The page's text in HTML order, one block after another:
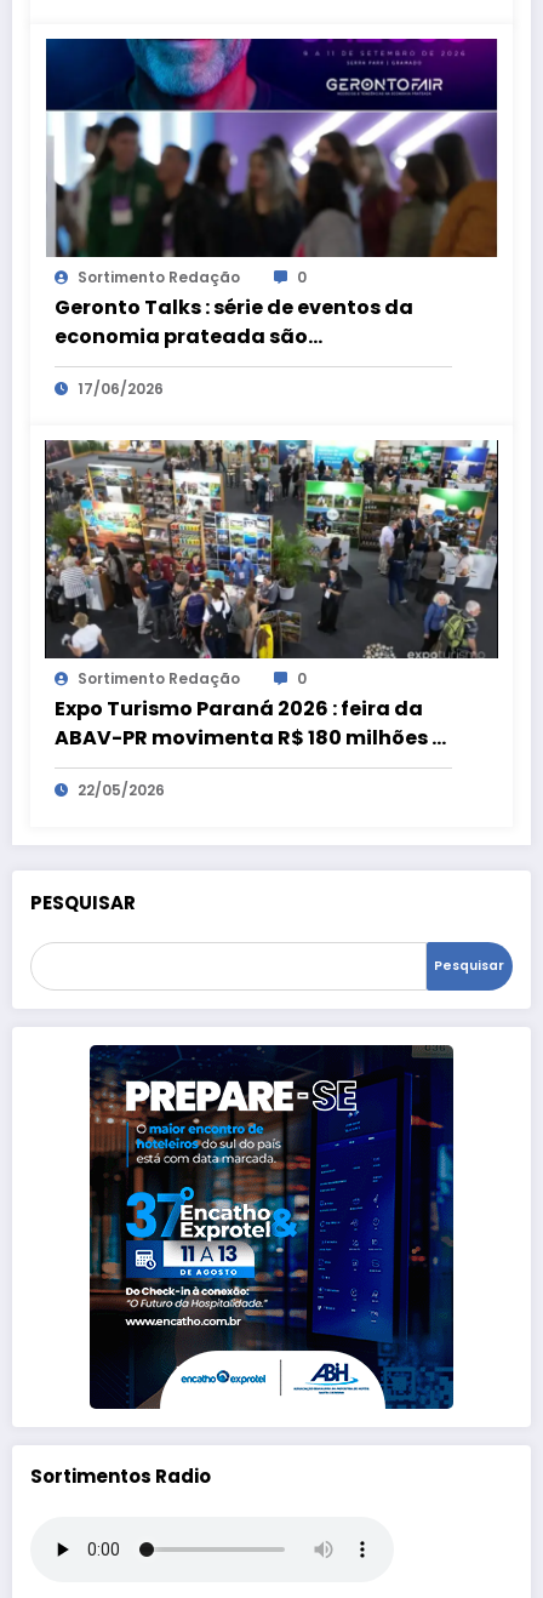
Sortimento Redação 0
Geronto Talks : série de eventos da
economia prateada são
preparatórios para a Geronto Fair
17/06/2026
Sortimento Redação 0
Expo Turismo Paraná 2026 : feira da
ABAV-PR movimenta R$ 180 milhões e
bate recorde
22/05/2026
PESQUISAR
Pesquisar
Sortimentos Radio